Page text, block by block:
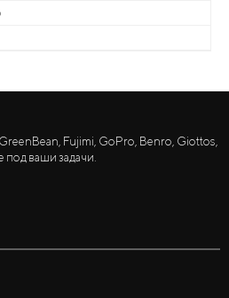
Fujimi, GoPro, Benro, Giottos,
под ваши задачи.